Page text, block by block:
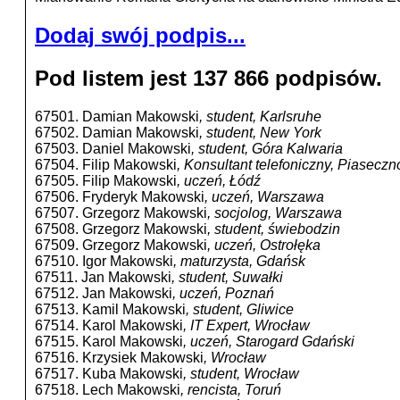
Dodaj swój podpis...
Pod listem jest 137 866 podpisów.
67501. Damian Makowski, student, Karlsruhe
67502. Damian Makowski, student, New York
67503. Daniel Makowski, student, Góra Kalwaria
67504. Filip Makowski, Konsultant telefoniczny,
67505. Filip Makowski, uczeń, Łódź
67506. Fryderyk Makowski, uczeń, Warszawa
67507. Grzegorz Makowski, socjolog, Warszawa
67508. Grzegorz Makowski, student, świebodzin
67509. Grzegorz Makowski, uczeń, Ostrołęka
67510. Igor Makowski, maturzysta, Gdańsk
67511. Jan Makowski, student, Suwałki
67512. Jan Makowski, uczeń, Poznań
67513. Kamil Makowski, student, Gliwice
67514. Karol Makowski, IT Expert, Wrocław
67515. Karol Makowski, uczeń, Starogard Gdański
67516. Krzysiek Makowski, Wrocław
67517. Kuba Makowski, student, Wrocław
67518. Lech Makowski, rencista, Toruń